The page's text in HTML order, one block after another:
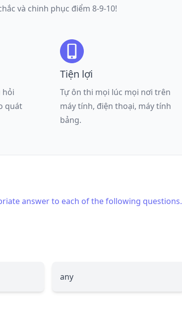
và chinh phục điểm 8-9-10!
hỏi
quát
Tiện lợi
Tự ôn thi mọi lúc mọi nơi trên
máy tính, điện thoại, máy tính
bảng.
answer to each of the following questions.
any